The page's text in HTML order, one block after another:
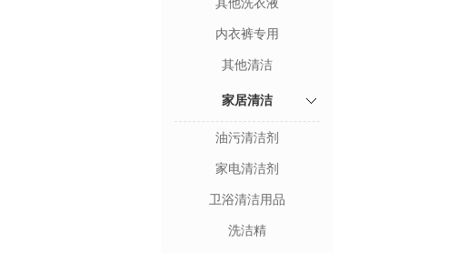
内衣裤专用
其他清洁
家居清洁
油污清洁剂
家电清洁剂
卫浴清洁用品
洗洁精